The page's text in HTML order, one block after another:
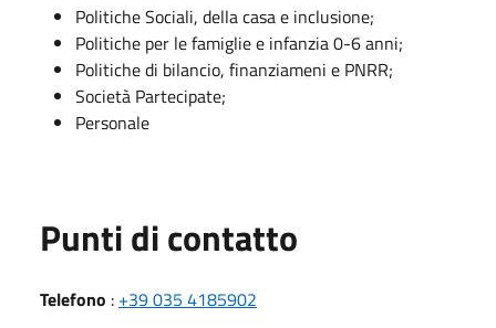
Politiche Sociali, della casa e inclusione;
Politiche per le famiglie e infanzia 0-6 anni;
Politiche di bilancio, finanziameni e PNRR;
Società Partecipate;
Personale
Punti di contatto
Telefono : +39 035 4185902